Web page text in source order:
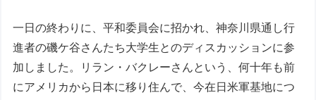
一日の終わりに、平和委員会に招かれ、神奈川県通し行
進者の磯ケ谷さんたち大学生とのディスカッションに参
加しました。リラン・バクレーさんという、何十年も前
にアメリカから日本に移り住んで、今在日米軍基地につ